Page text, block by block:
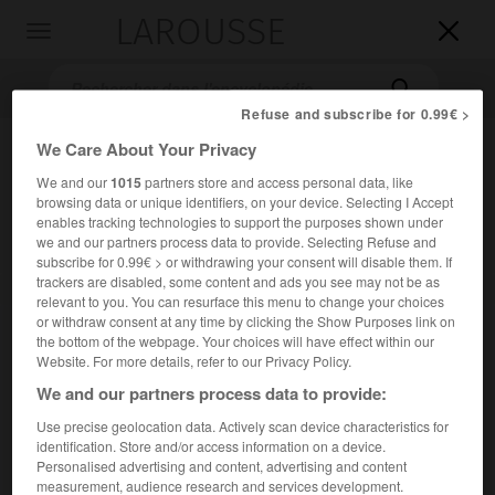


Accueil>Encyclopédie [litterature]> proverbe dramatique
proverbe dramatique
Cet article est extrait de l'ouvrage Larousse « Dictionnaire
mondial des littératures ».
Refuse and subscribe for 0.99€ >
We Care About Your Privacy
We and our1015partners store and access personal data, like
browsing data or unique identifiers, on your device. Selecting I Accept
enables tracking technologies to support the purposes shown under
we and our partners process data to provide. Selecting Refuse and
subscribe for 0.99€ > or withdrawing your consent will disable them. If
trackers are disabled, some content and ads you see may not be as
relevant to you. You can resurface this menu to change your choices
or withdraw consent at any time by clicking the Show Purposes link on
the bottom of the webpage. Your choices will have effect within our
Website. For more details, refer to our Privacy Policy.
We and our partners process data to provide:
Use precise geolocation data. Actively scan device characteristics for
identification. Store and/or access information on a device.
Personalised advertising and content, advertising and content
measurement, audience research and services development.